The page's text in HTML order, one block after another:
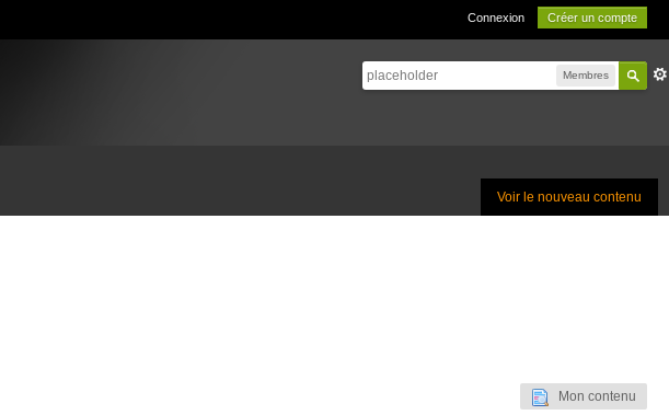
Connexion Créer un compte
Membres
Voir le nouveau contenu
Mon contenu